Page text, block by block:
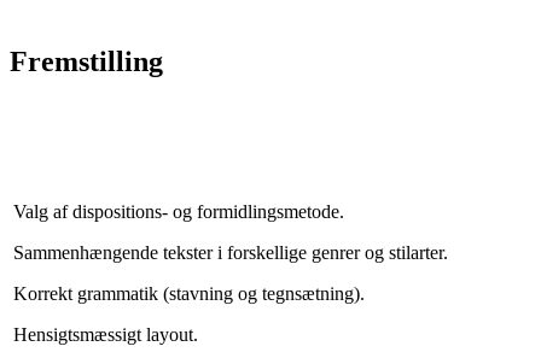
Fremstilling
Valg af dispositions- og formidlingsmetode.
Sammenhængende tekster i forskellige genrer og stilarter.
Korrekt grammatik (stavning og tegnsætning).
Hensigtsmæssigt layout.